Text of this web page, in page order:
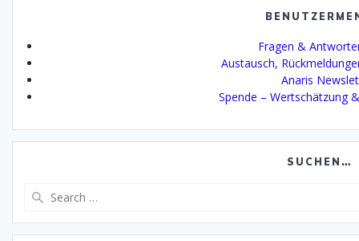
Fragen &
Austausch,
Anaris
Spende – Wertschätzung
SUCHEN…